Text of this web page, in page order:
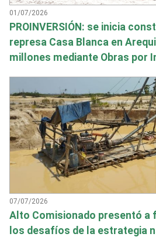
01/07/2026
PROINVERSIÓN: se inicia
represa Casa Blanca en
millones mediante Obras por
07/07/2026
Alto Comisionado presentó a
los desafíos de la estrategia